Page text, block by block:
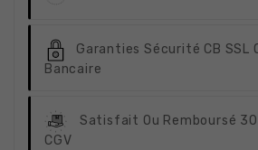
Garanties Sécurité CB SSL
Bancaire
Satisfait Ou Remboursé
CGV